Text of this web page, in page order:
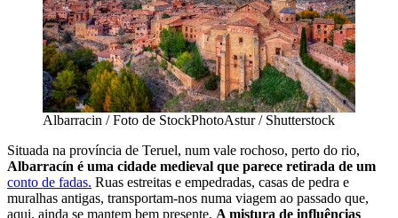
Albarracin / Foto de StockPhotoAstur / Shutterstock
Situada na província de Teruel, num vale rochoso, perto do rio,
Albarracín é uma cidade medieval que parece retirada de um
conto de fadas. Ruas estreitas e empedradas, casas de pedra e
muralhas antigas, transportam-nos numa viagem ao passado que,
aqui, ainda se mantem bem presente. A mistura de influências